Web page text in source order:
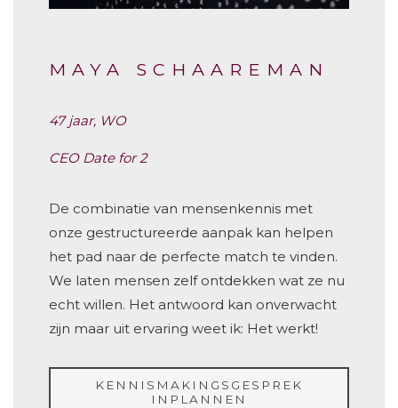
MAYA SCHAAREMAN
47 jaar, WO
CEO Date for 2
De combinatie van mensenkennis met
onze gestructureerde aanpak kan helpen
het pad naar de perfecte match te vinden.
We laten mensen zelf ontdekken wat ze nu
echt willen. Het antwoord kan onverwacht
zijn maar uit ervaring weet ik: Het werkt!
KENNISMAKINGSGESPREK
INPLANNEN